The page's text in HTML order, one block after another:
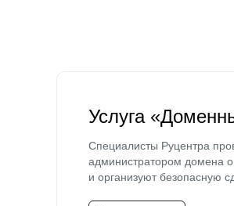
Услуга
Специалисты Руцентра
администратором домена
и организуют безопасную